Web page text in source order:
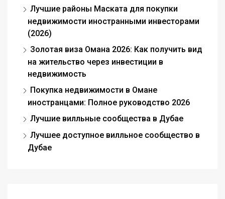
Лучшие районы Маската для покупки
недвижимости иностранными инвесторами
(2026)
Золотая виза Омана 2026: Как получить вид
на жительство через инвестиции в
недвижимость
Покупка недвижимости в Омане
иностранцами: Полное руководство 2026
Лучшие вилльные сообщества в Дубае
Лучшее доступное вилльное сообщество в
Дубае